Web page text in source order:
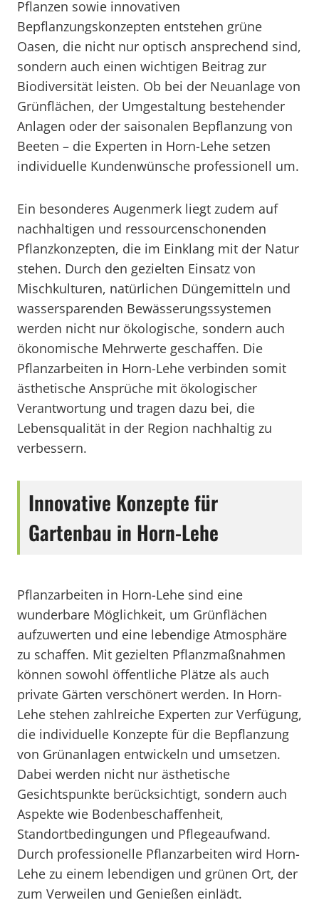
Pflanzen sowie innovativen
Bepflanzungskonzepten entstehen grüne
Oasen, die nicht nur optisch ansprechend sind,
sondern auch einen wichtigen Beitrag zur
Biodiversität leisten. Ob bei der Neuanlage von
Grünflächen, der Umgestaltung bestehender
Anlagen oder der saisonalen Bepflanzung von
Beeten – die Experten in Horn-Lehe setzen
individuelle Kundenwünsche professionell um.
Ein besonderes Augenmerk liegt zudem auf
nachhaltigen und ressourcenschonenden
Pflanzkonzepten, die im Einklang mit der Natur
stehen. Durch den gezielten Einsatz von
Mischkulturen, natürlichen Düngemitteln und
wassersparenden Bewässerungssystemen
werden nicht nur ökologische, sondern auch
ökonomische Mehrwerte geschaffen. Die
Pflanzarbeiten in Horn-Lehe verbinden somit
ästhetische Ansprüche mit ökologischer
Verantwortung und tragen dazu bei, die
Lebensqualität in der Region nachhaltig zu
verbessern.
Innovative Konzepte für
Gartenbau in Horn-Lehe
Pflanzarbeiten in Horn-Lehe sind eine
wunderbare Möglichkeit, um Grünflächen
aufzuwerten und eine lebendige Atmosphäre
zu schaffen. Mit gezielten Pflanzmaßnahmen
können sowohl öffentliche Plätze als auch
private Gärten verschönert werden. In Horn-
Lehe stehen zahlreiche Experten zur Verfügung,
die individuelle Konzepte für die Bepflanzung
von Grünanlagen entwickeln und umsetzen.
Dabei werden nicht nur ästhetische
Gesichtspunkte berücksichtigt, sondern auch
Aspekte wie Bodenbeschaffenheit,
Standortbedingungen und Pflegeaufwand.
Durch professionelle Pflanzarbeiten wird Horn-
Lehe zu einem lebendigen und grünen Ort, der
zum Verweilen und Genießen einlädt.